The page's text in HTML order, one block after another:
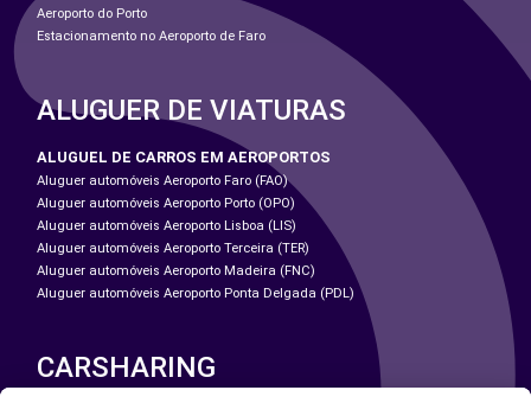
Aeroporto do Porto
Estacionamento no Aeroporto de Faro
ALUGUER DE VIATURAS
ALUGUEL DE CARROS EM AEROPORTOS
Aluguer automóveis Aeroporto Faro (FAO)
Aluguer automóveis Aeroporto Porto (OPO)
Aluguer automóveis Aeroporto Lisboa (LIS)
Aluguer automóveis Aeroporto Terceira (TER)
Aluguer automóveis Aeroporto Madeira (FNC)
Aluguer automóveis Aeroporto Ponta Delgada (PDL)
CARSHARING